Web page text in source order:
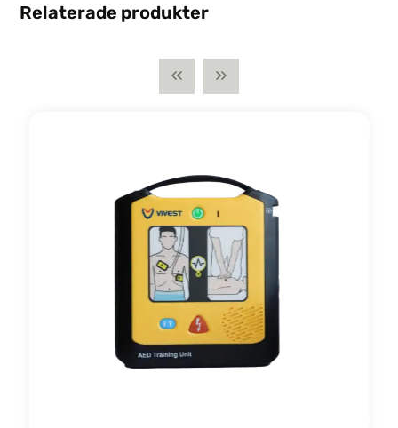
Relaterade produkter